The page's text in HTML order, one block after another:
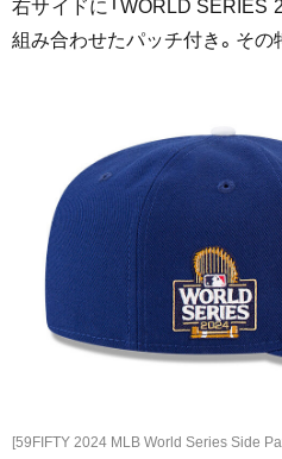
右サイドに「WORLD SERIES
組み合わせたパッチ付き。その
[59FIFTY 2024 MLB World Series Side